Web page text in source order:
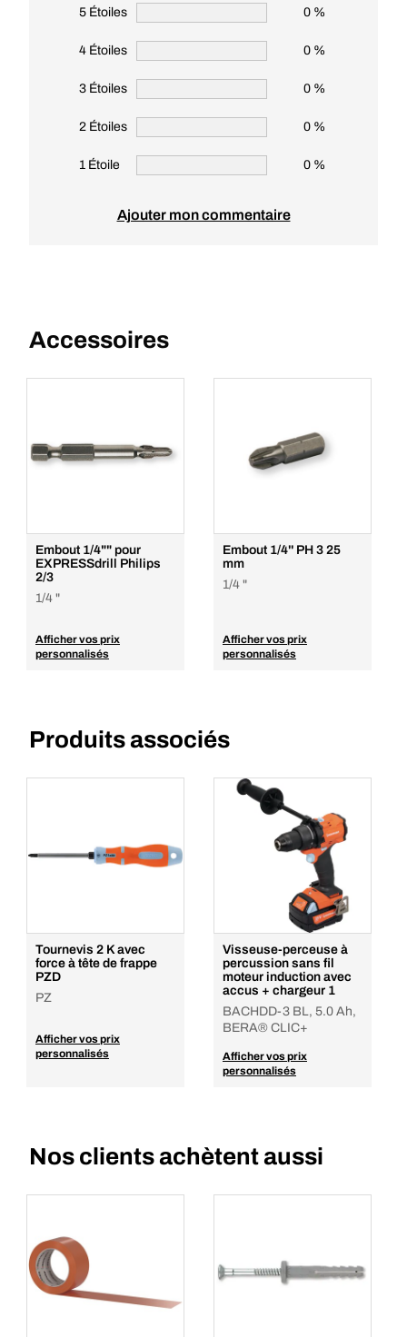
5 Étoiles 0 %
4 Étoiles 0 %
3 Étoiles 0 %
2 Étoiles 0 %
1 Étoile 0 %
Ajouter mon commentaire
Accessoires
Embout 1/4"" pour
EXPRESSdrill Philips
2/3
1/4 "
Afficher vos prix
personnalisés
Embout 1/4'' PH 3 25
mm
1/4 "
Afficher vos prix
personnalisés
Produits associés
Tournevis 2 K avec
force à tête de frappe
PZD
PZ
Afficher vos prix
personnalisés
Visseuse-perceuse à
percussion sans fil
moteur induction avec
accus + chargeur 1
BACHDD-3 BL, 5.0 Ah,
BERA® CLIC+
Afficher vos prix
personnalisés
Nos clients achètent aussi